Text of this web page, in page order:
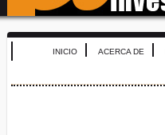
INICIO ACERCA DE